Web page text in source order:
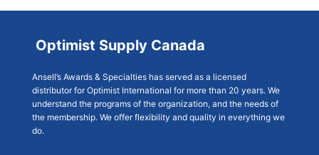
Optimist Supply Canada
Ansell’s Awards & Specialties has served as a licensed
distributor for Optimist International for more than 20 years. We
understand the programs of the organization, and the needs of
the membership. We offer flexibility and quality in everything we
do.